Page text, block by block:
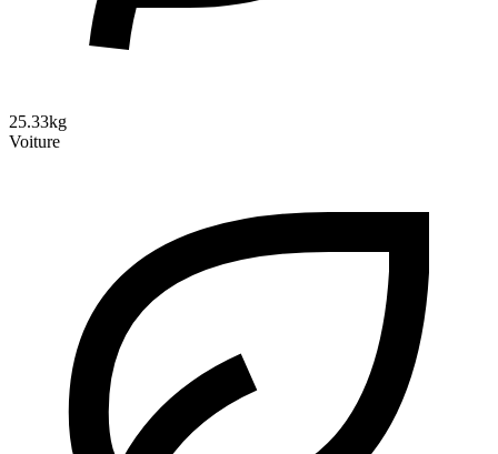
25.33kg
Voiture